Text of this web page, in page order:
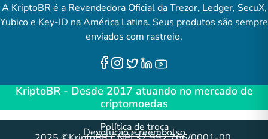
A KriptoBR é a Revendedora Oficial da Trezor, Ledger, SecuX,
Yubico e Key-ID na América Latina. Seus produtos são sempre
enviados com rastreio.
KriptoBR - Desde 2017 atuando no mercado de
criptomoedas
Política de troca
Devolução e reembolso